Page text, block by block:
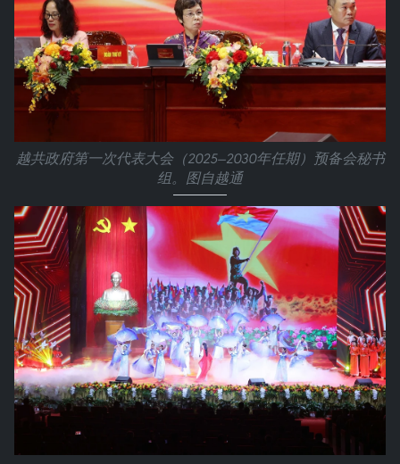
越共政府第一次代表大会（2025—2030年任期）预备会秘书
组。图自越通